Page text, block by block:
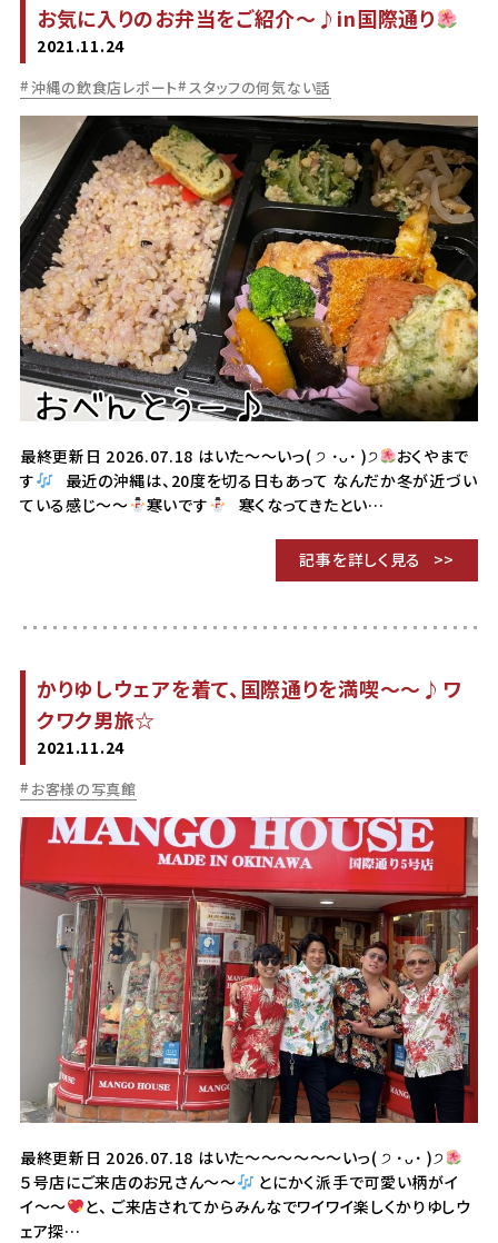
お気に入りのお弁当をご紹介〜♪in国際通り
2021.11.24
沖縄の飲食店レポート スタッフの何気ない話
最終更新日 2026.07.18 はいた〜〜いっ( ੭ ･ᴗ･ )੭
おくやまで
す
最近の沖縄は、20度を切る日もあって なんだか冬が近づい
ている感じ〜〜
寒いです 寒くなってきたとい…
記事を詳しく見る
かりゆしウェアを着て、国際通りを満喫〜〜♪ワ
クワク男旅☆
2021.11.24
お客様の写真館
最終更新日 2026.07.18 はいた〜〜〜〜〜〜いっ( ੭ ･ᴗ･ )੭
５号店にご来店のお兄さん〜〜
とにかく派手で可愛い柄がイ
イ〜〜
と、 ご来店されてからみんなでワイワイ楽しくかりゆしウ
ェア探…